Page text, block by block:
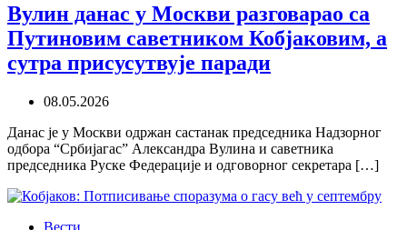
Вулин данас у Москви разговарао са
Путиновим саветником Кобјаковим, а
сутра присусутвује паради
08.05.2026
Данас је у Москви одржан састанак председника Надзорног
одбора “Србијагас” Александра Вулина и саветника
председника Руске Федерације и одговорног секретара […]
Вести